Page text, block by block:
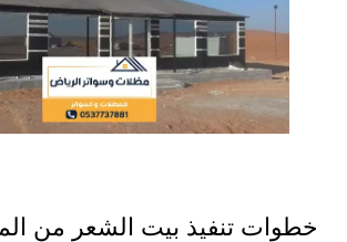
خطوات تنفيذ بيت الشعر من